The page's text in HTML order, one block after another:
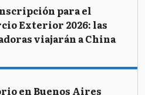
para el
Exterior 2026: las
viajarán a China
en Buenos Aires